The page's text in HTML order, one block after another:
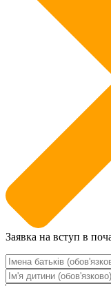
Заявка на вступ в